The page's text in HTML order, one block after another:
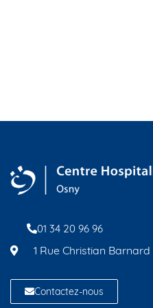
01 34 20 96 96
1 Rue Christian
Contactez-nous